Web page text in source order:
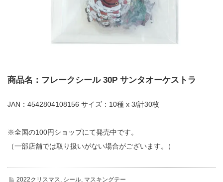
商品名：フレークシール 30P サンタオーケストラ
JAN：4542804108156 サイズ：10種 x 3/計30枚
※全国の100円ショップにて発売中です。
（一部店舗では取り扱いがない場合がございます。）
2022クリスマス, シール, マスキングテー